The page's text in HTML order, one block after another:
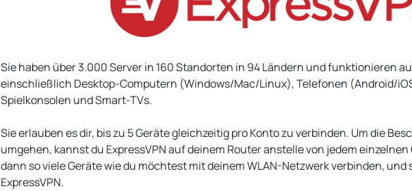
Sie haben über 3.000 Server in 160 Standorten in 94 Ländern und funktionieren
einschließlich Desktop-Computern (Windows/Mac/Linux), Telefonen (Android/
Spielkonsolen und Smart-TVs.
Sie erlauben es dir, bis zu 5 Geräte gleichzeitig pro Konto zu verbinden. Um die
umgehen, kannst du ExpressVPN auf deinem Router anstelle von jedem
dann so viele Geräte wie du möchtest mit deinem WLAN-Netzwerk verbinden, und
ExpressVPN.